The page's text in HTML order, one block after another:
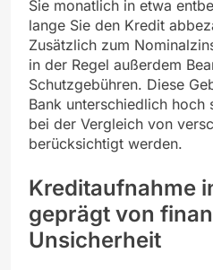
Sie monatlich in etwa
lange Sie den Kredit
Zusätzlich zum
in der Regel außerdem
Schutzgebühren. Diese
Bank unterschiedlich hoch
bei der Vergleich von
berücksichtigt werden.
Kreditaufnahme
geprägt von
Unsicherheit